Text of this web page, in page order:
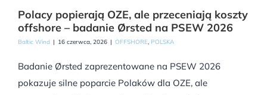
Polacy popierają OZE, ale przeceniają koszty
offshore – badanie Ørsted na PSEW 2026
Baltic Wind | 16 czerwca, 2026 | OFFSHORE, POLSKA
Badanie Ørsted zaprezentowane na PSEW 2026
pokazuje silne poparcie Polaków dla OZE, ale